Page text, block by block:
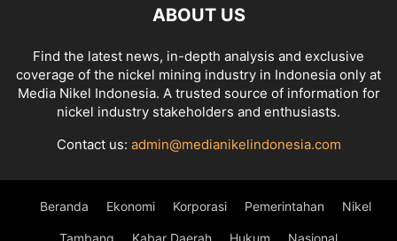
ABOUT US
Find the latest news, in-depth analysis and exclusive
coverage of the nickel mining industry in Indonesia only at
Media Nikel Indonesia. A trusted source of information for
nickel industry stakeholders and enthusiasts.
Contact us: admin@medianikelindonesia.com
Beranda Ekonomi Korporasi Pemerintahan Nikel